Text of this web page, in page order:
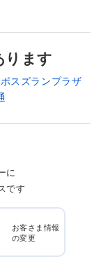
ります
スズランプラザ
に
です
お客さま情報
の変更